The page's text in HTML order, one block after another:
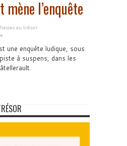
l’enquête
au trésor
une enquête ludique, sous
à suspens, dans les